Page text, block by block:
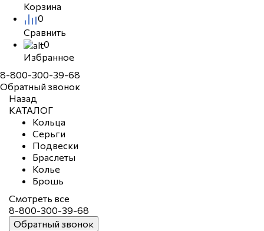
Корзина
0
Сравнить
0
Избранное
8-800-300-39-68
Обратный звонок
Назад
КАТАЛОГ
Кольца
Серьги
Подвески
Браслеты
Колье
Брошь
Смотреть все
8-800-300-39-68
Обратный звонок